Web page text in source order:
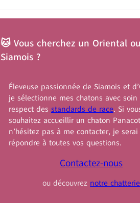
🐱 Vous cherchez un Oriental
Siamois ?
Éleveuse passionnée de Siamois et
je sélectionne mes chatons avec
respect des standards de race. Si
souhaitez accueillir un chaton
n’hésitez pas à me contacter, je
répondre à toutes vos questions.
Contactez-nous
ou découvrez notre chatterie